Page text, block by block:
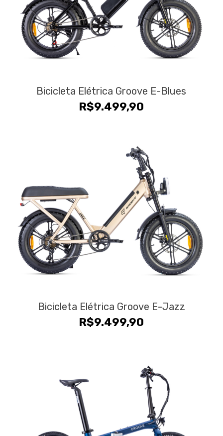
Bicicleta Elétrica Groove E-Blues
R$9.499,90
Bicicleta Elétrica Groove E-Jazz
R$9.499,90